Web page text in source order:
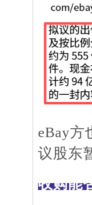
eBay方
议股东
收购能